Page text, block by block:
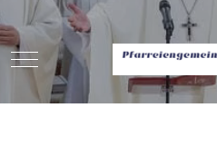
Mobile Menu Toggle